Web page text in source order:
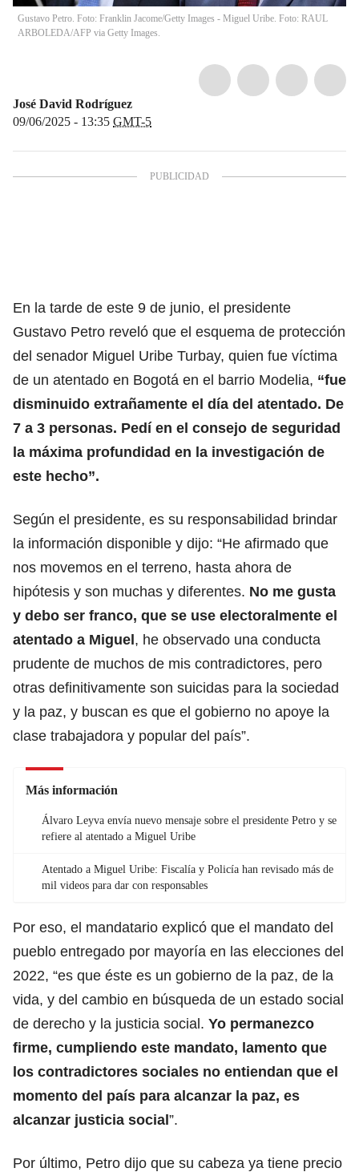
Gustavo Petro. Foto: Franklin Jacome/Getty Images - Miguel Uribe. Foto: RAUL
ARBOLEDA/AFP via Getty Images.
José David Rodríguez
09/06/2025 - 13:35 GMT-5
En la tarde de este 9 de junio, el presidente
Gustavo Petro reveló que el esquema de protección
del senador Miguel Uribe Turbay, quien fue víctima
de un atentado en Bogotá en el barrio Modelia, “fue
disminuido extrañamente el día del atentado. De
7 a 3 personas. Pedí en el consejo de seguridad
la máxima profundidad en la investigación de
este hecho”.
Según el presidente, es su responsabilidad brindar
la información disponible y dijo: “He afirmado que
nos movemos en el terreno, hasta ahora de
hipótesis y son muchas y diferentes. No me gusta
y debo ser franco, que se use electoralmente el
atentado a Miguel, he observado una conducta
prudente de muchos de mis contradictores, pero
otras definitivamente son suicidas para la sociedad
y la paz, y buscan es que el gobierno no apoye la
clase trabajadora y popular del país”.
Más información
Álvaro Leyva envía nuevo mensaje sobre el presidente Petro y se
refiere al atentado a Miguel Uribe
Atentado a Miguel Uribe: Fiscalía y Policía han revisado más de
mil videos para dar con responsables
Por eso, el mandatario explicó que el mandato del
pueblo entregado por mayoría en las elecciones del
2022, “es que éste es un gobierno de la paz, de la
vida, y del cambio en búsqueda de un estado social
de derecho y la justicia social. Yo permanezco
firme, cumpliendo este mandato, lamento que
los contradictores sociales no entiendan que el
momento del país para alcanzar la paz, es
alcanzar justicia social”.
Por último, Petro dijo que su cabeza ya tiene precio